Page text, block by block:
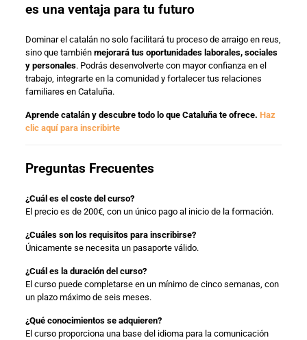
es una ventaja para tu futuro
Dominar el catalán no solo facilitará tu proceso de arraigo en reus,
sino que también mejorará tus oportunidades laborales, sociales
y personales. Podrás desenvolverte con mayor confianza en el
trabajo, integrarte en la comunidad y fortalecer tus relaciones
familiares en Cataluña.
Aprende catalán y descubre todo lo que Cataluña te ofrece. Haz
clic aquí para inscribirte
Preguntas Frecuentes
¿Cuál es el coste del curso?
El precio es de 200€, con un único pago al inicio de la formación.
¿Cuáles son los requisitos para inscribirse?
Únicamente se necesita un pasaporte válido.
¿Cuál es la duración del curso?
El curso puede completarse en un mínimo de cinco semanas, con
un plazo máximo de seis meses.
¿Qué conocimientos se adquieren?
El curso proporciona una base del idioma para la comunicación